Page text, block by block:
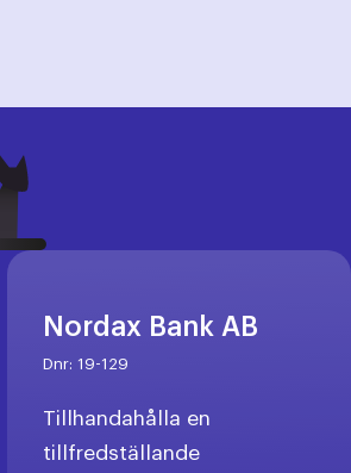
Nordax Bank AB
Dnr: 19-129
Tillhandahålla en
tillfredställande